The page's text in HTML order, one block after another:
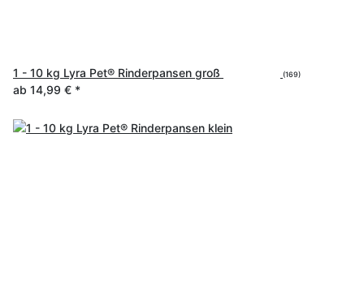
1 - 10 kg Lyra Pet® Rinderpansen groß (169)
ab 14,99 € *